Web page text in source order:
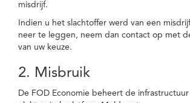
misdrijf.
Indien u het slachtoffer werd van een
neer te leggen, neem dan contact op met
van uw keuze.
2. Misbruik
De FOD Economie beheert de